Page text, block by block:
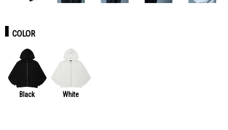
COLOR
Black White